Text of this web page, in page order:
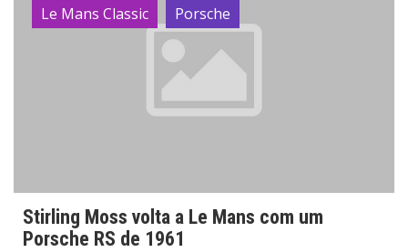
Le Mans Classic
Porsche
Stirling Moss volta a Le Mans com um
Porsche RS de 1961